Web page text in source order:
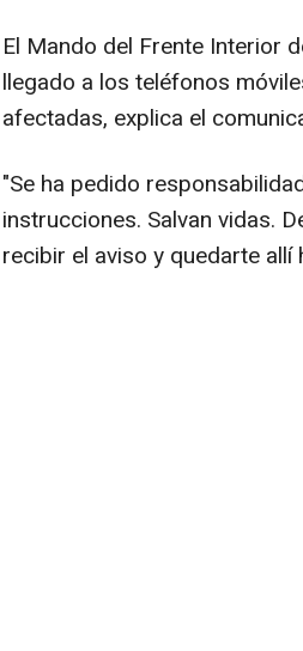
El Mando del Frente Interior
llegado a los teléfonos
afectadas, explica el
"Se ha pedido
instrucciones. Salvan vidas.
recibir el aviso y quedarte allí